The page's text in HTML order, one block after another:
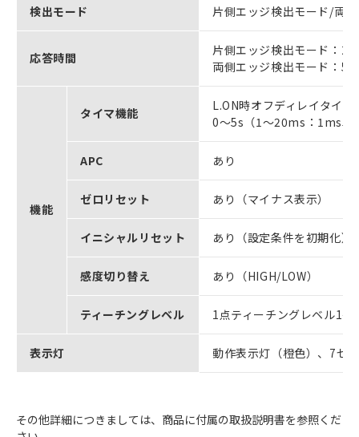
検出モード 片側エッジ検出モード/両
応答時間
片側エッジ検出モード：
両側エッジ検出モード：
機能
タイマ機能
L.ON時オフディレイタイ
0～5s（1～20ms：1ms
APC あり
ゼロリセット あり（マイナス表示）
イニシャルリセット あり（設定条件を初期化）
感度切り替え あり（HIGH/LOW）
ティーチングレベル 1点ティーチングレベル1
表示灯 動作表示灯（橙色）、7セ
その他詳細につきましては、商品に付属の取扱説明書を参照くだ